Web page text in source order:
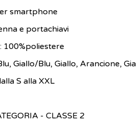
smartphone
e portachiavi
100%poliestere
Giallo/Blu, Giallo, Arancione,
S alla XXL
- CLASSE 2